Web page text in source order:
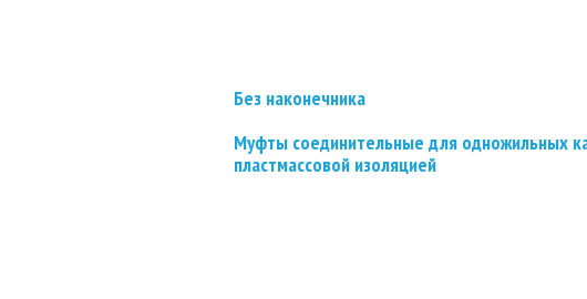
Без наконечника
Муфты соединительные для одножильных
пластмассовой изоляцией